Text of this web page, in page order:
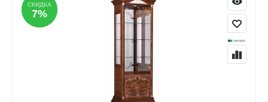
СКИДКА
7%
СКИДКА
7%